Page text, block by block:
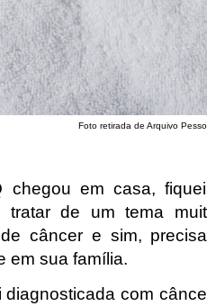
Foto retirada de Arquivo
chegou em casa,
tratar de um tema
câncer e sim,
em sua família.
diagnosticada com